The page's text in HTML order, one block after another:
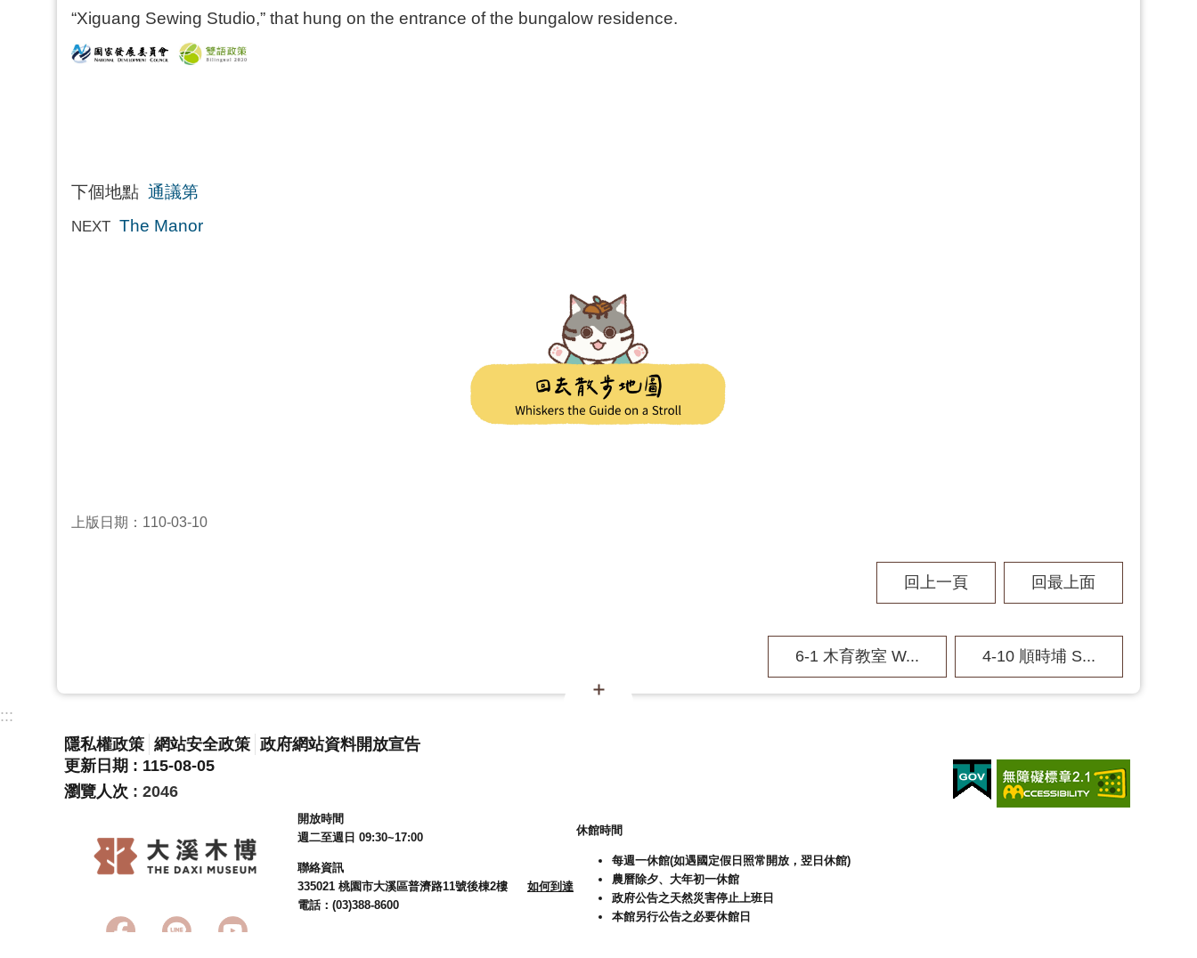
“Xiguang Sewing Studio,” that hung on the entrance of the bungalow residence.
下個地點 通議第
NEXT The Manor
上版日期：110-03-10
回上一頁 回最上面
6-1 木育教室 W... 4-10 順時埔 S...
:::
隱私權政策 網站安全政策 政府網站資料開放宣告
更新日期
115-08-05
瀏覽人次
2046
開放時間
週二至週日 09:30~17:00
聯絡資訊
335021 桃園市大溪區普濟路11號後棟2樓
如何到達
電話：(03)388-8600
休館時間
每週一休館(如遇國定假日照常開放，翌日休館)
農曆除夕、大年初一休館
政府公告之天然災害停止上班日
本館另行公告之必要休館日